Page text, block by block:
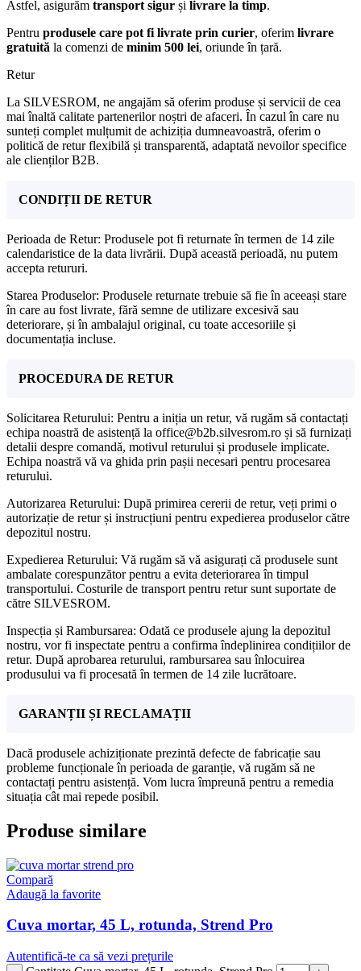
Astfel, asigurăm transport sigur și livrare la timp.
Pentru produsele care pot fi livrate prin curier, oferim livrare
gratuită la comenzi de minim 500 lei, oriunde în țară.
Retur
La SILVESROM, ne angajăm să oferim produse și servicii de cea
mai înaltă calitate partenerilor noștri de afaceri. În cazul în care nu
sunteți complet mulțumit de achiziția dumneavoastră, oferim o
politică de retur flexibilă și transparentă, adaptată nevoilor specifice
ale clienților B2B.
CONDIȚII DE RETUR
Perioada de Retur: Produsele pot fi returnate în termen de 14 zile
calendaristice de la data livrării. După această perioadă, nu putem
accepta retururi.
Starea Produselor: Produsele returnate trebuie să fie în aceeași stare
în care au fost livrate, fără semne de utilizare excesivă sau
deteriorare, și în ambalajul original, cu toate accesoriile și
documentația incluse.
PROCEDURA DE RETUR
Solicitarea Returului: Pentru a iniția un retur, vă rugăm să contactați
echipa noastră de asistență la office@b2b.silvesrom.ro și să furnizați
detalii despre comandă, motivul returului și produsele implicate.
Echipa noastră vă va ghida prin pașii necesari pentru procesarea
returului.
Autorizarea Returului: După primirea cererii de retur, veți primi o
autorizație de retur și instrucțiuni pentru expedierea produselor către
depozitul nostru.
Expedierea Returului: Vă rugăm să vă asigurați că produsele sunt
ambalate corespunzător pentru a evita deteriorarea în timpul
transportului. Costurile de transport pentru retur sunt suportate de
către SILVESROM.
Inspecția și Rambursarea: Odată ce produsele ajung la depozitul
nostru, vor fi inspectate pentru a confirma îndeplinirea condițiilor de
retur. După aprobarea returului, rambursarea sau înlocuirea
produsului va fi procesată în termen de 14 zile lucrătoare.
GARANȚII ȘI RECLAMAȚII
Dacă produsele achiziționate prezintă defecte de fabricație sau
probleme funcționale în perioada de garanție, vă rugăm să ne
contactați pentru asistență. Vom lucra împreună pentru a remedia
situația cât mai repede posibil.
Produse similare
Compară
Adaugă la favorite
Cuva mortar, 45 L, rotunda, Strend Pro
Autentifică-te ca să vezi prețurile